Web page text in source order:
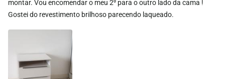
montar. Vou encomendar o meu 2⁰ para o outro lado da cama !
Gostei do revestimento brilhoso parecendo laqueado.